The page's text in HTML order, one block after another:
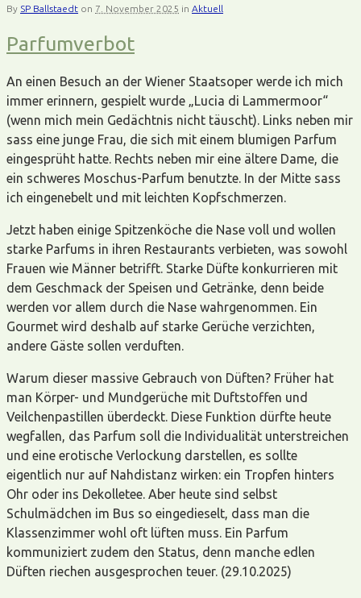
By SP Ballstaedt on 7. November 2025 in Aktuell
Parfumverbot
An einen Besuch an der Wiener Staatsoper werde ich mich
immer erinnern, gespielt wurde „Lucia di Lammermoor“
(wenn mich mein Gedächtnis nicht täuscht). Links neben mir
sass eine junge Frau, die sich mit einem blumigen Parfum
eingesprüht hatte. Rechts neben mir eine ältere Dame, die
ein schweres Moschus-Parfum benutzte. In der Mitte sass
ich eingenebelt und mit leichten Kopfschmerzen.
Jetzt haben einige Spitzenköche die Nase voll und wollen
starke Parfums in ihren Restaurants verbieten, was sowohl
Frauen wie Männer betrifft. Starke Düfte konkurrieren mit
dem Geschmack der Speisen und Getränke, denn beide
werden vor allem durch die Nase wahrgenommen. Ein
Gourmet wird deshalb auf starke Gerüche verzichten,
andere Gäste sollen verduften.
Warum dieser massive Gebrauch von Düften? Früher hat
man Körper- und Mundgerüche mit Duftstoffen und
Veilchenpastillen überdeckt. Diese Funktion dürfte heute
wegfallen, das Parfum soll die Individualität unterstreichen
und eine erotische Verlockung darstellen, es sollte
eigentlich nur auf Nahdistanz wirken: ein Tropfen hinters
Ohr oder ins Dekolletee. Aber heute sind selbst
Schulmädchen im Bus so eingedieselt, dass man die
Klassenzimmer wohl oft lüften muss. Ein Parfum
kommuniziert zudem den Status, denn manche edlen
Düften riechen ausgesprochen teuer. (29.10.2025)